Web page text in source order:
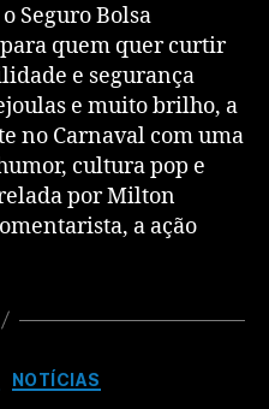
Seguro Bolsa
quem quer curtir
e segurança
e muito brilho, a
no Carnaval com uma
cultura pop e
por Milton
a ação
NOTÍCIAS